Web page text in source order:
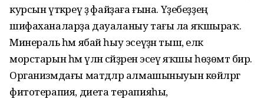
курсын үткәреү ҙә файҙаға ғына. Үҙебеҙҙең
шифаханаларҙа дауаланыу тағы ла яҡшыраҡ.
Минераль һәм ябай һыу эсеүҙән тыш, еләк
морстарын һәм үлән сәйҙәрен эсеү яҡшы һөҙөмтә бирә.
Организмдағы матдәләр алмашыныуын көйләргә
фитотерапия, диета терапияһы,